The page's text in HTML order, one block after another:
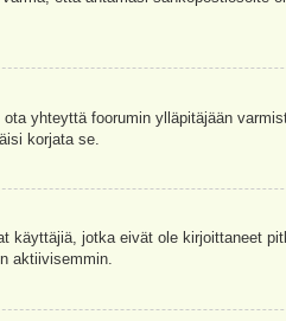
yhteyttä foorumin ylläpitäjään
korjata se.
käyttäjiä, jotka eivät ole kirjoittaneet
aktiivisemmin.